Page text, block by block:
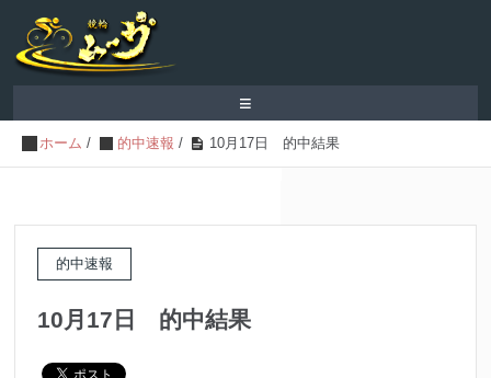
≡
ホーム / 的中速報 / 10月17日 的中結果
的中速報
10月17日 的中結果